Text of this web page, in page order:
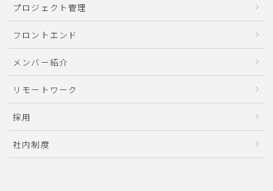
プロジェクト管理
フロントエンド
メンバー紹介
リモートワーク
採用
社内制度